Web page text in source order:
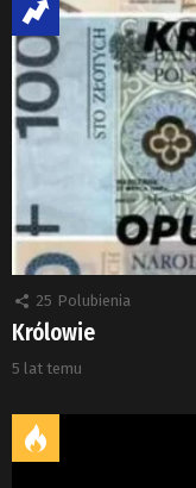
25 Polubienia
Królowie
5 lat temu